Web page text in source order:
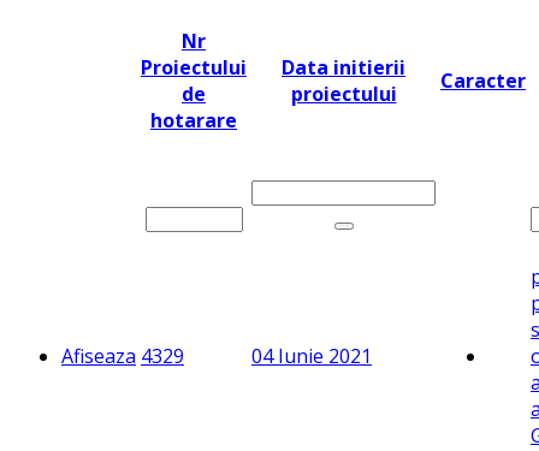
Nr
Proiectului
de
hotarare
Data initierii
proiectului
Caracter
Afiseaza 4329 04 Iunie 2021